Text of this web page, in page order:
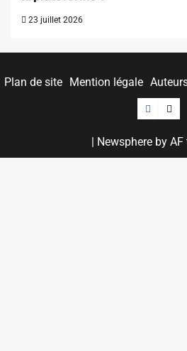
23 juillet 2026
Plan de site Mention légale
Facebook
| Newsphere by AF